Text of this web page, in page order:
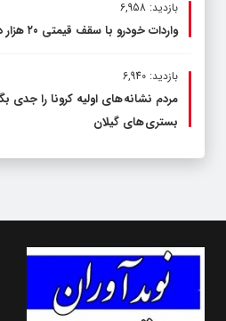
بازدید: 6,958
واردات خودرو با سقف قیمتی ۲۰ هزار دلار شدنی است؟
بازدید: 6,940
مردم نشانه های اولیه کرونا را جدی
بستری های گیلان